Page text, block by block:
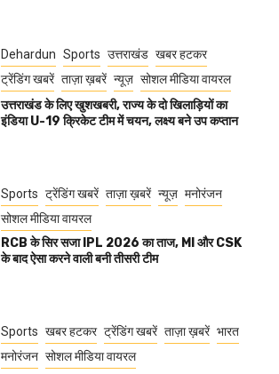
Dehardun Sports उत्तराखंड खबर हटकर
ट्रेंडिंग खबरें ताज़ा ख़बरें न्यूज़ सोशल मीडिया वायरल
उत्तराखंड के लिए खुशखबरी, राज्य के दो खिलाड़ियों का
इंडिया U-19 क्रिकेट टीम में चयन, लक्ष्य बने उप कप्तान
Sports ट्रेंडिंग खबरें ताज़ा ख़बरें न्यूज़ मनोरंजन
सोशल मीडिया वायरल
RCB के सिर सजा IPL 2026 का ताज, MI और CSK
के बाद ऐसा करने वाली बनी तीसरी टीम
Sports खबर हटकर ट्रेंडिंग खबरें ताज़ा ख़बरें भारत
मनोरंजन सोशल मीडिया वायरल